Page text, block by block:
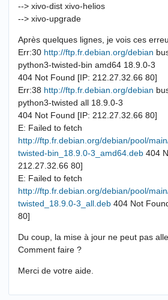
--> xivo-dist xivo-helios
--> xivo-upgrade
Après quelques lignes, je vois ces
Err:30 http://ftp.fr.debian.org/debian
python3-twisted-bin amd64 18.9.0-3
404 Not Found [IP: 212.27.32.66 80]
Err:38 http://ftp.fr.debian.org/debian
python3-twisted all 18.9.0-3
404 Not Found [IP: 212.27.32.66 80]
E: Failed to fetch
http://ftp.fr.debian.org/debian/pool/
twisted-bin_18.9.0-3_amd64.deb 404
212.27.32.66 80]
E: Failed to fetch
http://ftp.fr.debian.org/debian/pool/
twisted_18.9.0-3_all.deb 404 Not
80]
Du coup, la mise à jour ne peut pas
Comment faire ?
Merci de votre aide.